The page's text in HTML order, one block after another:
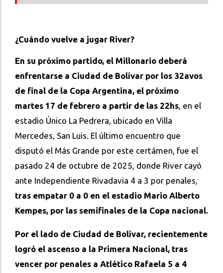
¿Cuándo vuelve a jugar River?
En su próximo partido, el Millonario deberá
enfrentarse a Ciudad de Bolívar por los 32avos
de final de la Copa Argentina, el próximo
martes 17 de febrero a partir de las 22hs , en el
estadio Único La Pedrera, ubicado en Villa
Mercedes, San Luis. El último encuentro que
disputó el Más Grande por este certámen, fue el
pasado 24 de octubre de 2025, donde River cayó
ante Independiente Rivadavia 4 a 3 por penales,
tras empatar 0 a 0 en el estadio Mario Alberto
Kempes, por las semifinales de la Copa nacional.
Por el lado de Ciudad de Bolívar, recientemente
logró el ascenso a la Primera Nacional, tras
vencer por penales a Atlético Rafaela 5 a 4